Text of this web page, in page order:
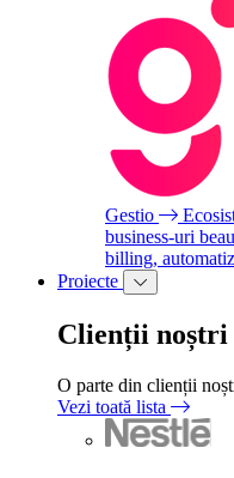
Gestio
business-uri
billing,
Proiecte
Clienții noștri
O parte din clienții
Vezi toată lista